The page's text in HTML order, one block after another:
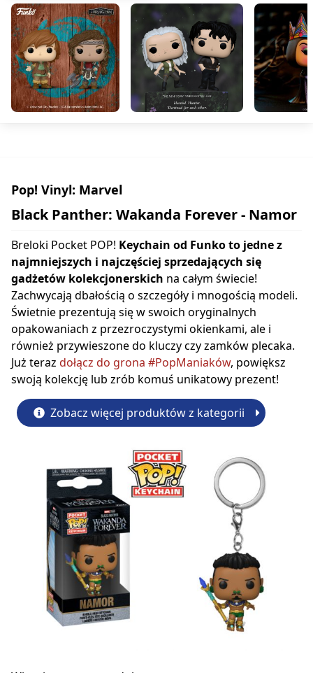
Pop! Vinyl: Marvel
Black Panther: Wakanda Forever - Namor
Breloki Pocket POP! Keychain od Funko to jedne z
najmniejszych i najczęściej sprzedających się
gadżetów kolekcjonerskich na całym świecie!
Zachwycają dbałością o szczegóły i mnogością modeli.
Świetnie prezentują się w swoich oryginalnych
opakowaniach z przezroczystymi okienkami, ale i
również przywieszone do kluczy czy zamków plecaka.
Już teraz dołącz do grona #PopManiaków, powiększ
swoją kolekcję lub zrób komuś unikatowy prezent!
Zobacz więcej produktów z kategorii